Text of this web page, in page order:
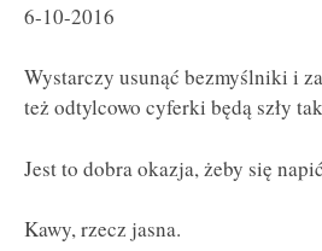
6-10-2016
Wystarczy usunąć bezmyślniki i
też odtylcowo cyferki będą szły
Jest to dobra okazja, żeby się
Kawy, rzecz jasna.